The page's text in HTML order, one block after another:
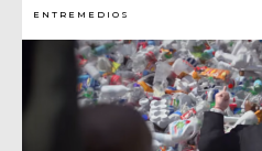
ENTREMEDIOS